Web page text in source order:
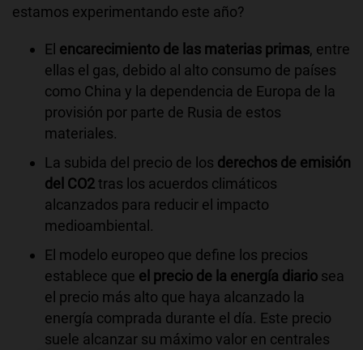
estamos experimentando este año?
El encarecimiento de las materias primas, entre
ellas el gas, debido al alto consumo de países
como China y la dependencia de Europa de la
provisión por parte de Rusia de estos
materiales.
La subida del precio de los derechos de emisión
del CO2tras los acuerdos climáticos
alcanzados para reducir el impacto
medioambiental.
El modelo europeo que define los precios
establece que el precio de la energía diario sea
el precio más alto que haya alcanzado la
energía comprada durante el día. Este precio
suele alcanzar su máximo valor en centrales